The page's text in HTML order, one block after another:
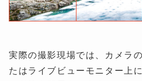
実際の撮影現場では、カメラ
たはライブビューモニター上